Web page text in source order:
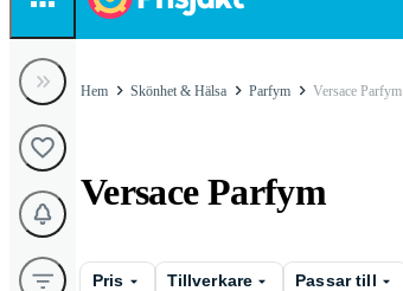
Hem Skönhet & Hälsa Parfym Versace Parfym
Versace Parfym
Pris Tillverkare Passar till